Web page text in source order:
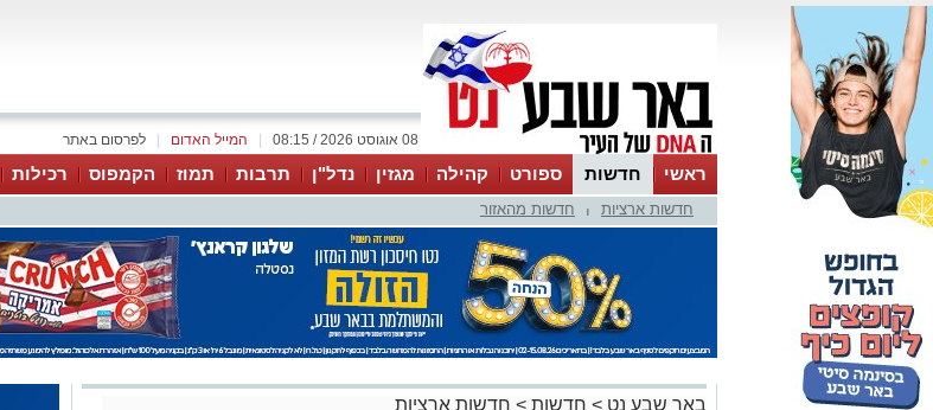
לפרסום באתר המייל האדום 08 אוגוסט 2026 / 08:15
ראשי חדשות ספורט קהילה מגזין נדל"ן תרבות תמוז הקמפוס רכילות
עסקים
טיפים והמלצותחדשות ארציות חדשות מהאזור
באר שבע נט > חדשות > חדשות ארציות